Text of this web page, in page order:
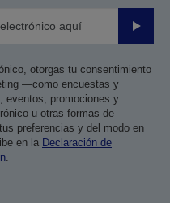
Enviar
otorgas tu consentimiento
—como encuestas y
eventos, promociones y
u otras formas de
preferencias y del modo en
en la Declaración de
.